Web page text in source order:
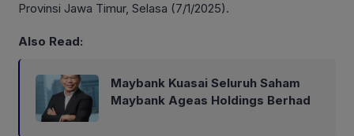
Provinsi Jawa Timur, Selasa (7/1/2025).
Also Read:
Maybank Kuasai Seluruh Saham
Maybank Ageas Holdings Berhad